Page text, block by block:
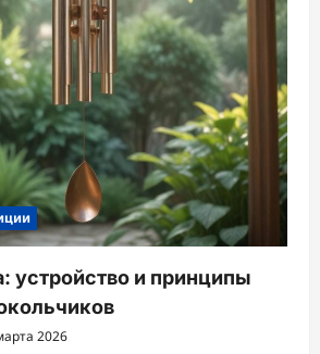
устройство и принципы
2026